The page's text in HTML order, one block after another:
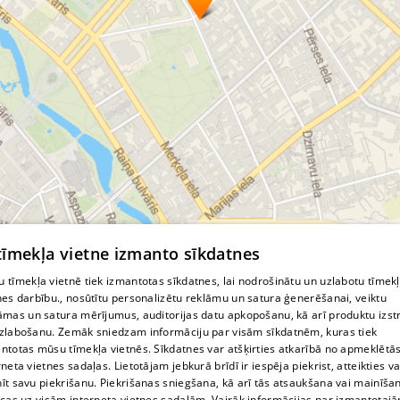
© MapTiler© OpenStreetMap contributors
vietne izmanto sīkdatnes
tīmekļa vietnē tiek izmantotas sīkdatnes, lai nodrošinātu un uzlabotu
darbību., nosūtītu personalizētu reklāmu un satura ģenerēšanai, veiktu
un satura mērījumus, auditorijas datu apkopošanu, kā arī produktu
Zemāk sniedzam informāciju par visām sīkdatnēm, kuras tiek
mūsu tīmekļa vietnēs. Sīkdatnes var atšķirties atkarībā no
vietnes sadaļas. Lietotājam jebkurā brīdī ir iespēja piekrist, atteikties
savu piekrišanu. Piekrišanas sniegšana, kā arī tās atsaukšana vai